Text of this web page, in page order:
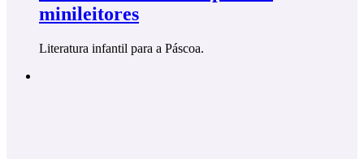
minileitores
Literatura infantil para a Páscoa.